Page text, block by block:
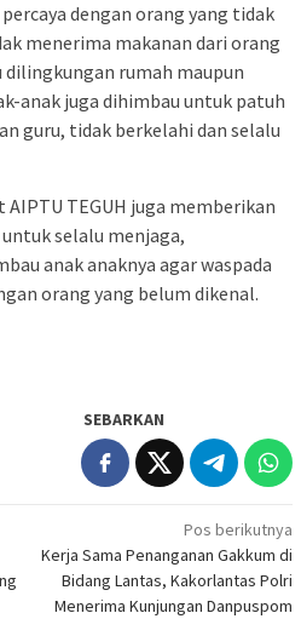
dengan orang yang tidak
menerima makanan dari orang
rumah maupun
anak juga dihimbau untuk patuh
guru, tidak berkelahi dan selalu
TEGUH juga memberikan
selalu menjaga,
anak anaknya agar waspada
orang yang belum dikenal.
SEBARKAN
Pos berikutnya
Kerja Sama Penanganan Gakkum di
Bidang Lantas, Kakorlantas Polri
Menerima Kunjungan Danpuspom